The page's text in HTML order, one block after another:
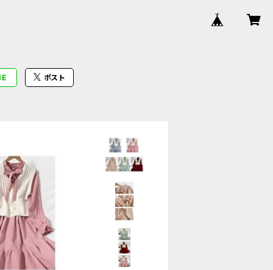
ポスト